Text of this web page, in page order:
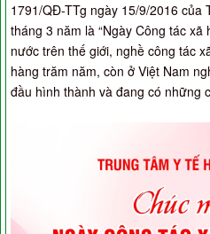
1791/QĐ-TTg ngày 15/9/2016 của
tháng 3 năm là “Ngày Công tác xã
nước trên thế giới, nghề công tác
hàng trăm năm, còn ở Việt Nam
đầu hình thành và đang có những